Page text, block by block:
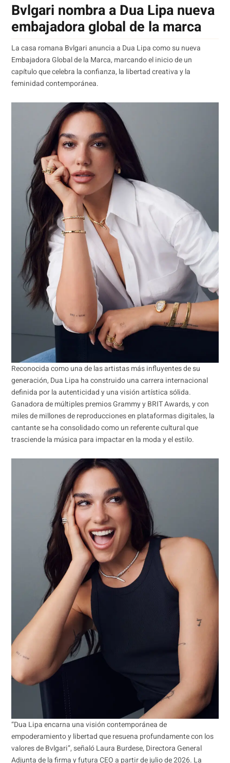
Bvlgari nombra a Dua Lipa nueva
embajadora global de la marca
La casa romana Bvlgari anuncia a Dua Lipa como su nueva
Embajadora Global de la Marca, marcando el inicio de un
capítulo que celebra la confianza, la libertad creativa y la
feminidad contemporánea.
Reconocida como una de las artistas más influyentes de su
generación, Dua Lipa ha construido una carrera internacional
definida por la autenticidad y una visión artística sólida.
Ganadora de múltiples premios Grammy y BRIT Awards, y con
miles de millones de reproducciones en plataformas digitales, la
cantante se ha consolidado como un referente cultural que
trasciende la música para impactar en la moda y el estilo.
“Dua Lipa encarna una visión contemporánea de
empoderamiento y libertad que resuena profundamente con los
valores de Bvlgari”, señaló Laura Burdese, Directora General
Adjunta de la firma y futura CEO a partir de julio de 2026. La